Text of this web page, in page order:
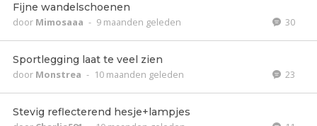
Fijne wandelschoenen
door Mimosaaa - 9 maanden geleden 30
Sportlegging laat te veel zien
door Monstrea - 10 maanden geleden 23
Stevig reflecterend hesje+lampjes